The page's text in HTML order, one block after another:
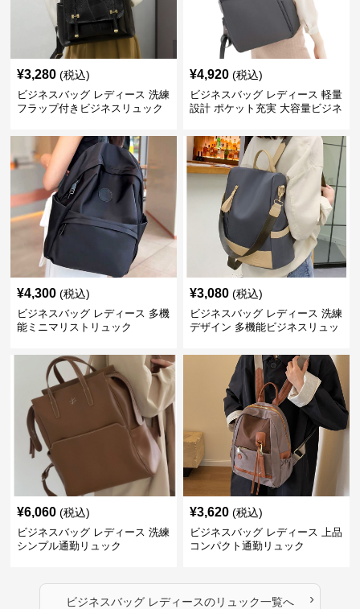
¥3,280 (税込)
ビジネスバッグ レディース 洗練
フラップ付きビジネスリュック
¥4,920 (税込)
ビジネスバッグ レディース 軽量
設計 ポケット充実 大容量ビジネ
¥4,300 (税込)
ビジネスバッグ レディース 多機
能ミニマリストリュック
¥3,080 (税込)
ビジネスバッグ レディース 洗練
デザイン 多機能ビジネスリュッ
¥6,060 (税込)
ビジネスバッグ レディース 洗練
シンプル通勤リュック
¥3,620 (税込)
ビジネスバッグ レディース 上品
コンパクト通勤リュック
ビジネスバッグ レディースのリュック一覧へ ›